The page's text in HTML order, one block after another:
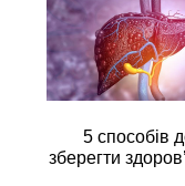
5 способів
зберегти